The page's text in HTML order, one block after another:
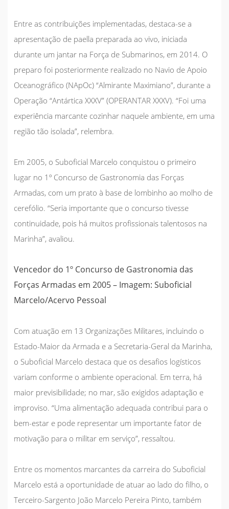
Entre as contribuições implementadas, destaca-se a
apresentação de paella preparada ao vivo, iniciada
durante um jantar na Força de Submarinos, em 2014. O
preparo foi posteriormente realizado no Navio de Apoio
Oceanográfico (NApOc) “Almirante Maximiano”, durante a
Operação “Antártica XXXV” (OPERANTAR XXXV). “Foi uma
experiência marcante cozinhar naquele ambiente, em uma
região tão isolada”, relembra.
Em 2005, o Suboficial Marcelo conquistou o primeiro
lugar no 1º Concurso de Gastronomia das Forças
Armadas, com um prato à base de lombinho ao molho de
cerefólio. “Seria importante que o concurso tivesse
continuidade, pois há muitos profissionais talentosos na
Marinha”, avaliou.
Vencedor do 1º Concurso de Gastronomia das
Forças Armadas em 2005 – Imagem: Suboficial
Marcelo/Acervo Pessoal
Com atuação em 13 Organizações Militares, incluindo o
Estado-Maior da Armada e a Secretaria-Geral da Marinha,
o Suboficial Marcelo destaca que os desafios logísticos
variam conforme o ambiente operacional. Em terra, há
maior previsibilidade; no mar, são exigidos adaptação e
improviso. “Uma alimentação adequada contribui para o
bem-estar e pode representar um importante fator de
motivação para o militar em serviço”, ressaltou.
Entre os momentos marcantes da carreira do Suboficial
Marcelo está a oportunidade de atuar ao lado do filho, o
Terceiro-Sargento João Marcelo Pereira Pinto, também